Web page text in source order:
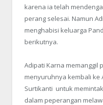
karena ia telah
perang selesai. Namun
menghabisi keluarga
berikutnya.
Adipati Karna memanggil
menyuruhnya kembali ke
Surtikanti untuk
dalam peperangan